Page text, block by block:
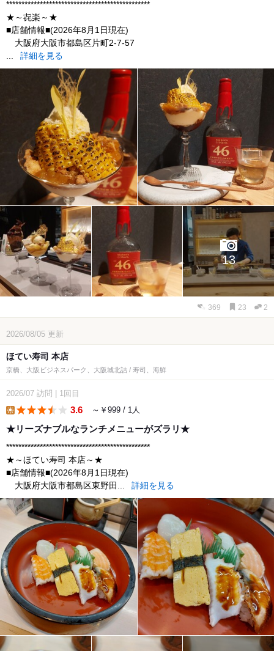
***********************************************
★～㐂楽～★
■店舗情報■(2026年8月1日現在)
大阪府大阪市都島区片町2-7-57
詳細を見る
13
369 23 2
2026/08/05 更新
ほてい寿司 本店
京橋、大阪ビジネスパーク、大阪城北詰 / 寿司、海鮮
2026/07 訪問 1回目
3.6 ～￥999 / 1人
★リーズナブルなランチメニューがズラリ★
***********************************************
★～ほてい寿司 本店～★
■店舗情報■(2026年8月1日現在)
大阪府大阪市都島区東野田...
詳細を見る